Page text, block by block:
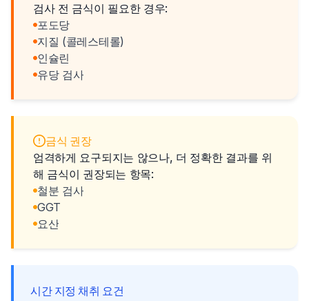
검사 전 금식이 필요한 경우:
포도당
지질 (콜레스테롤)
인슐린
유당 검사
금식 권장
엄격하게 요구되지는 않으나, 더 정확한 결과를 위
해 금식이 권장되는 항목:
철분 검사
GGT
요산
시간 지정 채취 요건